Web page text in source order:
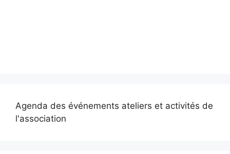
Agenda des événements ateliers et activités de
l'association